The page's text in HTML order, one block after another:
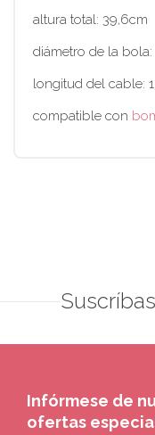
altura total: 39,6cm
diámetro de la bola:
longitud del cable:
compatible con
Infórmese de
ofertas